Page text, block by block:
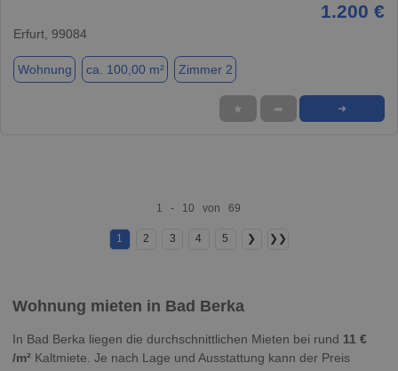
1.200 €
Erfurt, 99084
Wohnung ca. 100,00 m² Zimmer 2
★ ➦ ➜
1 - 10 von 69
1 2 3 4 5 ❯ ❯❯
Wohnung mieten in Bad Berka
In Bad Berka liegen die durchschnittlichen Mieten bei rund 11 €
/m² Kaltmiete. Je nach Lage und Ausstattung kann der Preis